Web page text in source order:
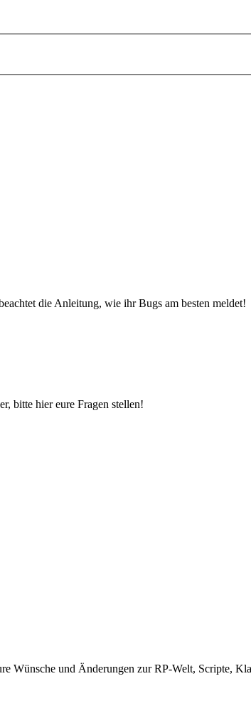
die Anleitung, wie ihr Bugs am besten meldet!
bitte hier eure Fragen stellen!
Wünsche und Änderungen zur RP-Welt, Scripte,